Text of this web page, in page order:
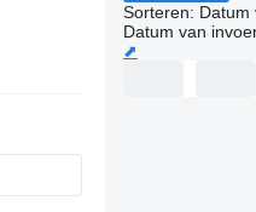
Sorteren: Datum
Datum van
⬈